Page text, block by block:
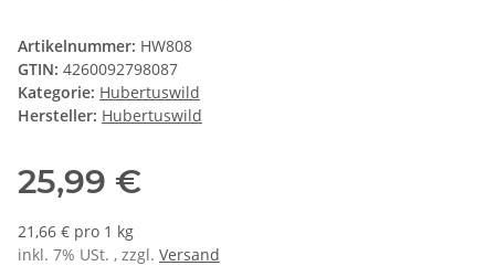
Artikelnummer: HW808
GTIN: 4260092798087
Kategorie: Hubertuswild
Hersteller: Hubertuswild
25,99 €
21,66 € pro 1 kg
inkl. 7% USt. , zzgl. Versand